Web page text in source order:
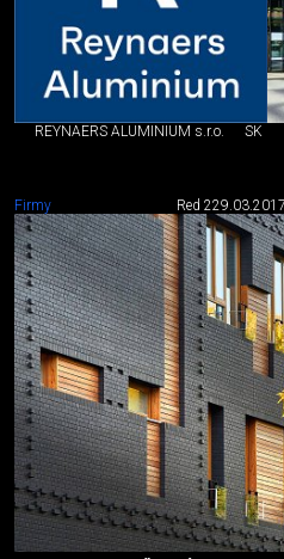
REYNAERS ALUMINIUM s.r.o. SK
Firmy Red 229.03.2017